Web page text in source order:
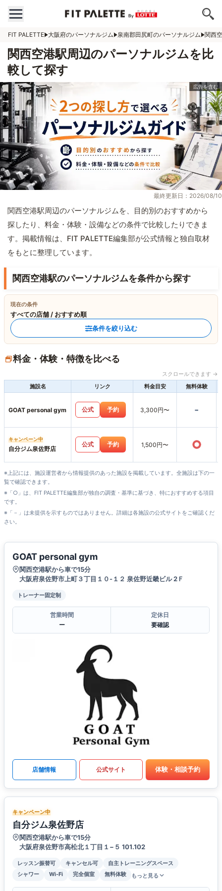
FIT PALETTE 大阪府のパーソナルジム 泉南郡田尻町のパーソナルジム 関西
関西空港駅周辺のパーソナルジムを比
較して探す
最終更新日：2026/08/10
関西空港駅周辺のパーソナルジムを、目的別のおすすめから
探したり、料金・体験・設備などの条件で比較したりできま
す。掲載情報は、FIT PALETTE編集部が公式情報と独自取材
をもとに整理しています。
関西空港駅のパーソナルジムを条件から探す
現在の条件
すべての店舗 / おすすめ順
条件を絞り込む
料金・体験・特徴を比べる
スクロールできます →
施設名
リンク 料金目安 無料体験
GOAT personal gym 公式 予約 3,300円〜 -
キャンペーン中
自分ジム泉佐野店
公式 予約 1,500円〜 ○
※上記には、施設運営者から情報提供のあった施設を掲載しています。全施設は下の一
覧で確認できます。
※「○」は、FIT PALETTE編集部が独自の調査・基準に基づき、特におすすめする項目
です。
※「－」は未提供を示すものではありません。詳細は各施設の公式サイトをご確認くだ
さい。
GOAT personal gym
関西空港駅から車で15分
大阪府泉佐野市上町３丁目１０-１２ 泉佐野近畿ビル 2Ｆ
トレーナー固定制
営業時間
ー
定休日
要確認
店舗情報 公式サイト 体験・相談予約
キャンペーン中
自分ジム泉佐野店
関西空港駅から車で15分
大阪府泉佐野市高松北１丁目１−５ 101.102
レッスン振替可 キャンセル可
自主トレーニングスペース
シャワー
Wi-Fi 完全個室 無料体験 もっと見る